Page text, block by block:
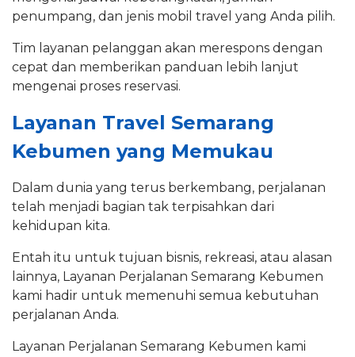
penumpang, dan jenis mobil travel yang Anda pilih.
Tim layanan pelanggan akan merespons dengan
cepat dan memberikan panduan lebih lanjut
mengenai proses reservasi.
Layanan Travel Semarang
Kebumen yang Memukau
Dalam dunia yang terus berkembang, perjalanan
telah menjadi bagian tak terpisahkan dari
kehidupan kita.
Entah itu untuk tujuan bisnis, rekreasi, atau alasan
lainnya, Layanan Perjalanan Semarang Kebumen
kami hadir untuk memenuhi semua kebutuhan
perjalanan Anda.
Layanan Perjalanan Semarang Kebumen kami